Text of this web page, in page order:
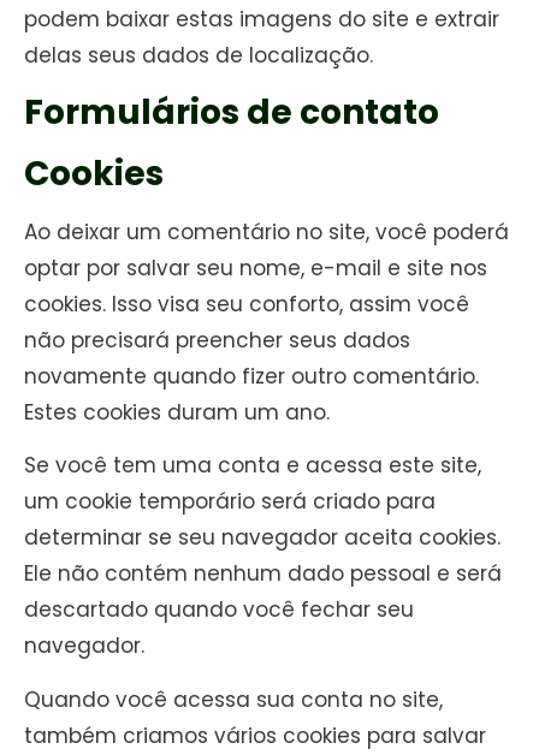
podem baixar estas imagens do site e extrair
delas seus dados de localização.
Formulários de contato
Cookies
Ao deixar um comentário no site, você poderá
optar por salvar seu nome, e-mail e site nos
cookies. Isso visa seu conforto, assim você
não precisará preencher seus dados
novamente quando fizer outro comentário.
Estes cookies duram um ano.
Se você tem uma conta e acessa este site,
um cookie temporário será criado para
determinar se seu navegador aceita cookies.
Ele não contém nenhum dado pessoal e será
descartado quando você fechar seu
navegador.
Quando você acessa sua conta no site,
também criamos vários cookies para salvar